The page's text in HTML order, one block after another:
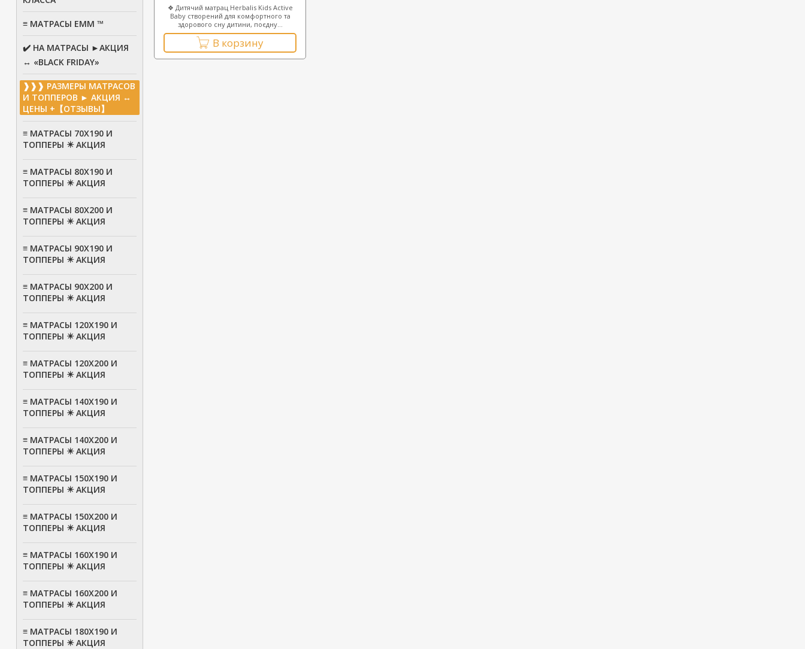
≡ МАТРАСЫ ЕММ ™
✔️ НА МАТРАСЫ ►АКЦИЯ
↔ «BLACK FRIDAY»
❱❱❱ РАЗМЕРЫ МАТРАСОВ
И ТОППЕРОВ ► АКЦИЯ ↔
ЦЕНЫ +【ОТЗЫВЫ】
≡ МАТРАСЫ 70Х190 И
ТОППЕРЫ ✴️ АКЦИЯ
≡ МАТРАСЫ 80X190 И
ТОППЕРЫ ✴️ АКЦИЯ
≡ МАТРАСЫ 80Х200 И
ТОППЕРЫ ✴️ АКЦИЯ
≡ МАТРАСЫ 90Х190 И
ТОППЕРЫ ✴️ АКЦИЯ
≡ МАТРАСЫ 90Х200 И
ТОППЕРЫ ✴️ АКЦИЯ
≡ МАТРАСЫ 120Х190 И
ТОППЕРЫ ✴️ АКЦИЯ
≡ МАТРАСЫ 120Х200 И
ТОППЕРЫ ✴️ АКЦИЯ
≡ МАТРАСЫ 140Х190 И
ТОППЕРЫ ✴️ АКЦИЯ
≡ МАТРАСЫ 140Х200 И
ТОППЕРЫ ✴️ АКЦИЯ
≡ МАТРАСЫ 150Х190 И
ТОППЕРЫ ✴️ АКЦИЯ
≡ МАТРАСЫ 150Х200 И
ТОППЕРЫ ✴️ АКЦИЯ
≡ МАТРАСЫ 160Х190 И
ТОППЕРЫ ✴️ АКЦИЯ
≡ МАТРАСЫ 160Х200 И
ТОППЕРЫ ✴️ АКЦИЯ
≡ МАТРАСЫ 180Х190 И
ТОППЕРЫ ✴️ АКЦИЯ
❖ Дитячий матрац Herbalis Kids Active
Baby створений для комфортного та
здорового сну дитини, поєдну...
В корзину